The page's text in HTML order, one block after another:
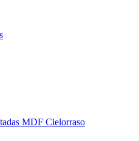
MDF Cielorraso